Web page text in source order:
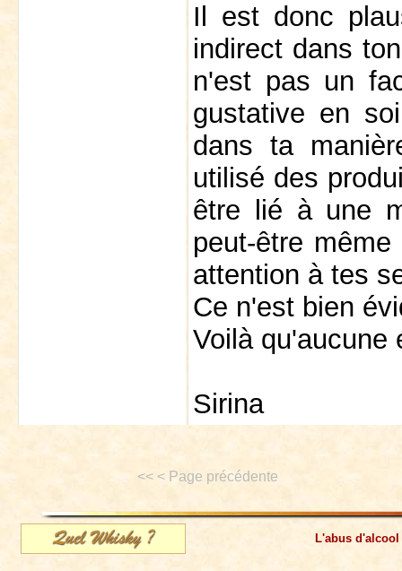
Il est donc
indirect dans
n'est pas un
gustative en
dans ta
utilisé des
être lié à une
peut-être
attention à tes
Ce n'est bien
Voilà qu'aucune
Sirina
<< < Page précédente
L'abus